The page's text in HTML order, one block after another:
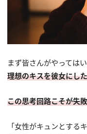
まず皆さんがやってはい
理想のキスを彼女にし
この思考回路こそが失
「女性がキュンとする